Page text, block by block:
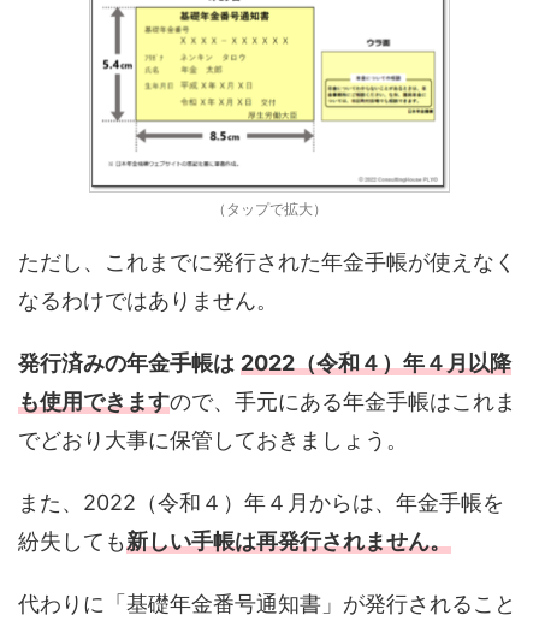
（タップで拡大）
ただし、これまでに発行された年金手帳が使えなく
なるわけではありません。
発行済みの年金手帳は 2022（令和４）年４月以降
も使用できますので、手元にある年金手帳はこれま
でどおり大事に保管しておきましょう。
また、2022（令和４）年４月からは、年金手帳を
紛失しても新しい手帳は再発行されません。
代わりに「基礎年金番号通知書」が発行されること